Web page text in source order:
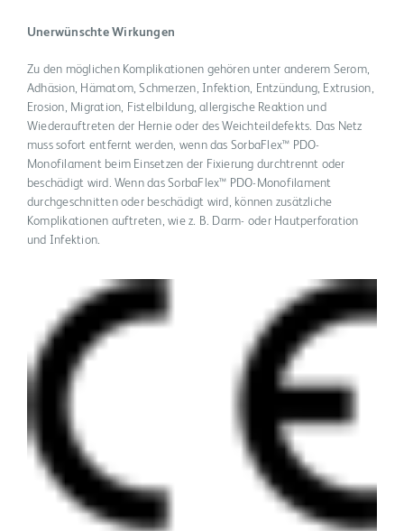
Unerwünschte Wirkungen
Zu den möglichen Komplikationen gehören unter anderem Serom,
Adhäsion, Hämatom, Schmerzen, Infektion, Entzündung, Extrusion,
Erosion, Migration, Fistelbildung, allergische Reaktion und
Wiederauftreten der Hernie oder des Weichteildefekts. Das Netz
muss sofort entfernt werden, wenn das SorbaFlex™ PDO-
Monofilament beim Einsetzen der Fixierung durchtrennt oder
beschädigt wird. Wenn das SorbaFlex™ PDO-Monofilament
durchgeschnitten oder beschädigt wird, können zusätzliche
Komplikationen auftreten, wie z. B. Darm- oder Hautperforation
und Infektion.